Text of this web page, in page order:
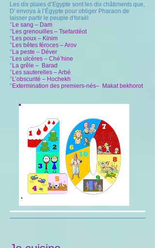
Les dix plaies d’Egypte sont les dix châtiments que,
D' envoya à l’Égypte pour obliger Pharaon de
laisser partir le peuple d'Israël
° Le sang – Dam
° Les grenouilles – Tsefardéot
° Les poux – Kinim
° Les bêtes féroces – Arov
° La peste – Déver
° Les ulcères – Ché’hine
° La grêle – Barad
° Les sauterelles – Arbé
° L’obscurité – Hochekh
° Extermination des premiers-nés– Makat bekhorot